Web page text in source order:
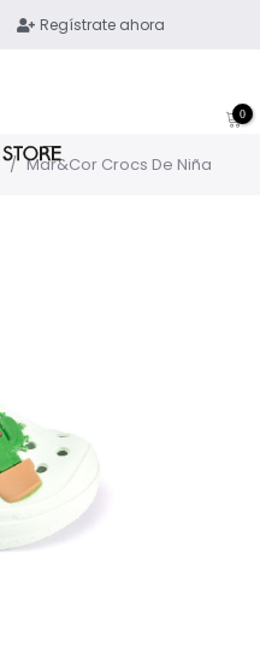
Regístrate ahora
0
/ Mar&Cor Crocs De Niña